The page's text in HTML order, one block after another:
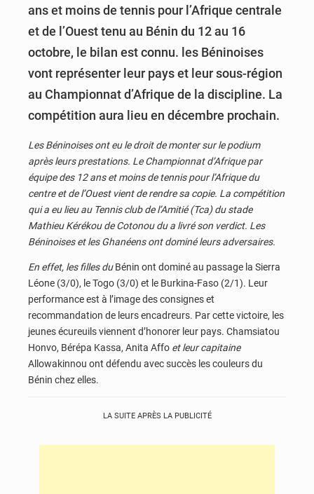
ans et moins de tennis pour l’Afrique centrale
et de l’Ouest tenu au Bénin du 12 au 16
octobre, le bilan est connu. les Béninoises
vont représenter leur pays et leur sous-région
au Championnat d’Afrique de la discipline. La
compétition aura lieu en décembre prochain.
Les Béninoises ont eu le droit de monter sur le podium
après leurs prestations. LeChampionnat d’Afriquepar
équipe des 12 ans et moins detennispour l’Afrique du
centre et de l’Ouest vient de rendre sa copie. La compétition
qui a eu lieu au Tennis clubde l’Amitié (Tca) du stade
Mathieu KérékoudeCotonoudu a livré son verdict. Les
Béninoises et les Ghanéens ont dominé leurs adversaires.
En effet, les filles duBénin ont dominé au passage la Sierra
Léone (3/0), le Togo (3/0) et le Burkina-Faso (2/1). Leur
performance est à l’image des consignes et
recommandation de leurs encadreurs. Par cette victoire, les
jeunes écureuils viennent d’honorer leur pays. Chamsiatou
Honvo, Bérépa Kassa, Anita Affo et leur capitaine
Allowakinnou ont défendu avec succès les couleurs du
Bénin chez elles.
LA SUITE APRÈS LA PUBLICITÉ